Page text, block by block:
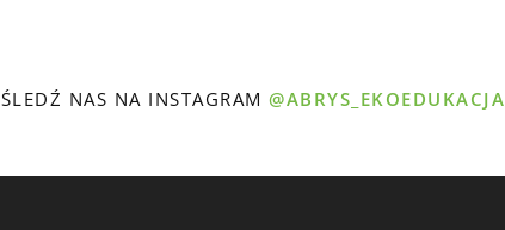
ŚLEDŹ NAS NA INSTAGRAM@ABRYS_EKOEDUKACJA